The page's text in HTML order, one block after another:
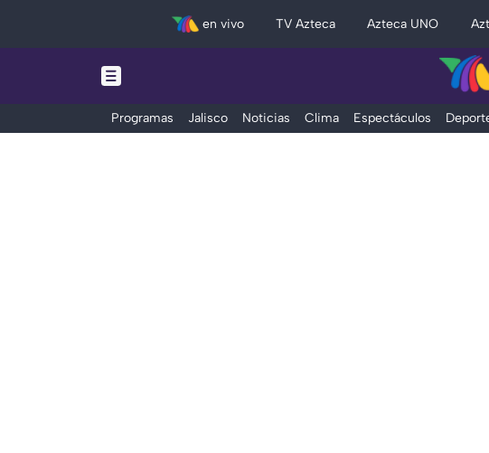
en vivo TV Azteca Azteca UNO
Programas Jalisco Noticias Clima Espectáculos